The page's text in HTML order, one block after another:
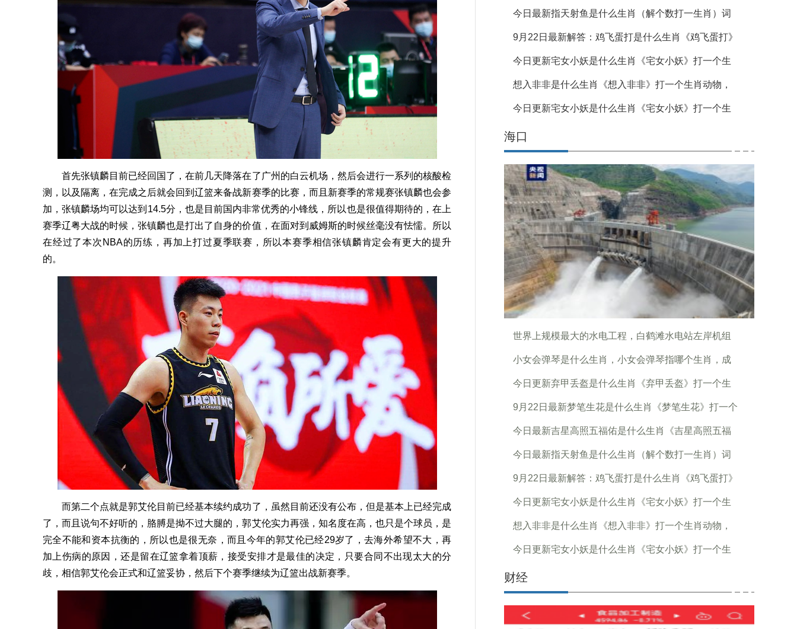
首先张镇麟目前已经回国了，在前几天降落在了广州的白云机场，然后会进行一系列的核酸检
测，以及隔离，在完成之后就会回到辽篮来备战新赛季的比赛，而且新赛季的常规赛张镇麟也会参
加，张镇麟场均可以达到14.5分，也是目前国内非常优秀的小锋线，所以也是很值得期待的，在上
赛季辽粤大战的时候，张镇麟也是打出了自身的价值，在面对到威姆斯的时候丝毫没有怯懦。所以
在经过了本次NBA的历练，再加上打过夏季联赛，所以本赛季相信张镇麟肯定会有更大的提升
的。
而第二个点就是郭艾伦目前已经基本续约成功了，虽然目前还没有公布，但是基本上已经完成
了，而且说句不好听的，胳膊是拗不过大腿的，郭艾伦实力再强，知名度在高，也只是个球员，是
完全不能和资本抗衡的，所以也是很无奈，而且今年的郭艾伦已经29岁了，去海外希望不大，再
加上伤病的原因，还是留在辽篮拿着顶薪，接受安排才是最佳的决定，只要合同不出现太大的分
歧，相信郭艾伦会正式和辽篮妥协，然后下个赛季继续为辽篮出战新赛季。
今日最新指天射鱼是什么生肖（解个数打一生肖）词
9月22日最新解答：鸡飞蛋打是什么生肖《鸡飞蛋打》
今日更新宅女小妖是什么生肖《宅女小妖》打一个生
想入非非是什么生肖《想入非非》打一个生肖动物，
今日更新宅女小妖是什么生肖《宅女小妖》打一个生
海口
世界上规模最大的水电工程，白鹤滩水电站左岸机组
小女会弹琴是什么生肖，小女会弹琴指哪个生肖，成
今日更新弃甲丢盔是什么生肖《弃甲丢盔》打一个生
9月22日最新梦笔生花是什么生肖《梦笔生花》打一个
今日最新吉星高照五福佑是什么生肖《吉星高照五福
今日最新指天射鱼是什么生肖（解个数打一生肖）词
9月22日最新解答：鸡飞蛋打是什么生肖《鸡飞蛋打》
今日更新宅女小妖是什么生肖《宅女小妖》打一个生
想入非非是什么生肖《想入非非》打一个生肖动物，
今日更新宅女小妖是什么生肖《宅女小妖》打一个生
财经